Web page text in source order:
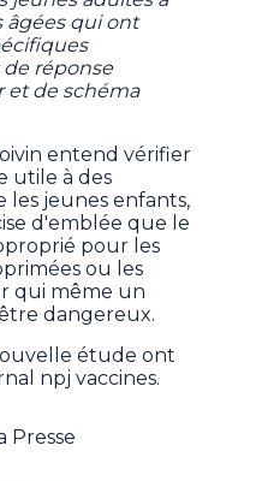
âgées qui ont
réponse
et de schéma
entend vérifier
utile à des
les jeunes enfants,
d'emblée que le
pour les
ou les
qui même un
dangereux.
étude ont
npj vaccines.
Presse